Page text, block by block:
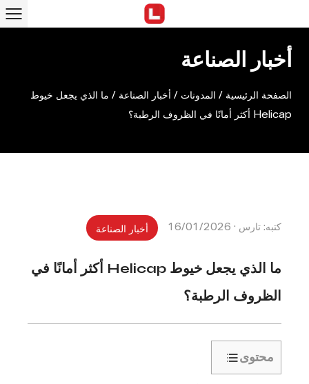
أخبار الصناعة
الصفحة الرئيسية / المدونات / أخبار الصناعة / ما الذي يجعل خيوط
Helicap أكثر أمانًا في الظروف الرطبة؟
كتبه: تارس · 16/01/2026 أخبار الصناعة
ما الذي يجعل خيوط Helicap أكثر أمانًا في
الظروف الرطبة؟
محتوى
1